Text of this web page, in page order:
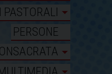
PASTORALI
PERSONE